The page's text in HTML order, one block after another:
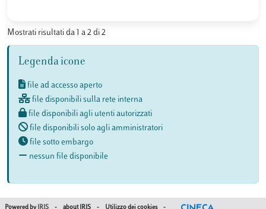
Mostrati risultati da 1 a 2 di 2
Legenda icone
file ad accesso aperto
file disponibili sulla rete interna
file disponibili agli utenti autorizzati
file disponibili solo agli amministratori
file sotto embargo
nessun file disponibile
Powered by IRIS - about IRIS - Utilizzo dei cookies -